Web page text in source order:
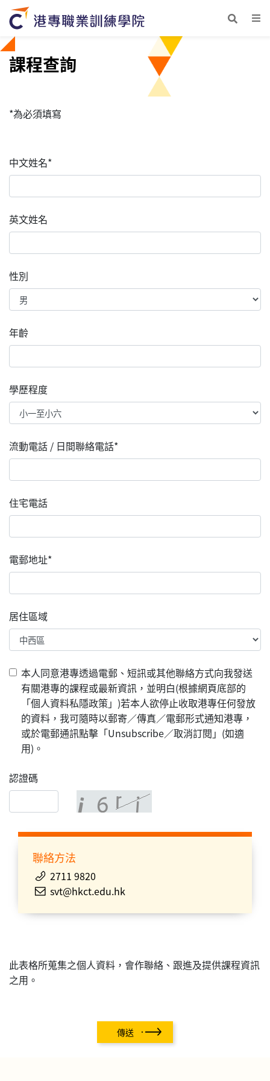
課程查詢
*為必須填寫
中文姓名*
英文姓名
性別
年齡
學歷程度
流動電話 / 日間聯絡電話*
住宅電話
電郵地址*
居住區域
本人同意港專透過電郵、短訊或其他聯絡方式向我發送
有關港專的課程或最新資訊，並明白(根據網頁底部的
「個人資料私隱政策」)若本人欲停止收取港專任何發放
的資料，我可隨時以郵寄／傳真／電郵形式通知港專，
或於電郵通訊點擊「Unsubscribe／取消訂閱」(如適
用)。
認證碼
聯絡方法
2711 9820
svt@hkct.edu.hk
此表格所蒐集之個人資料，會作聯絡、跟進及提供課程資訊
之用。
傳送